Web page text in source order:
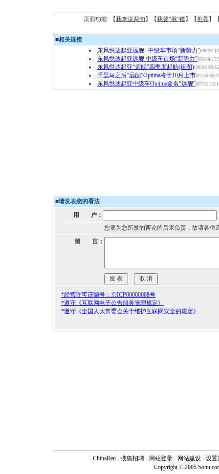
页面功能 【我来说两句 】【我要“揪”错】【推荐】
■相关连接
东风悦达起亚远舰--中级车市场“新势力”(08/27
东风悦达起亚远舰 中级车市场“新势力”(08/24
东风悦达起亚“远舰”四季度起航(组图)(08/03
千里马之后“远舰”Optima将于10月上市(07/30
东风悦达起亚中级车Optima命名“远舰”(07/25
■请发表您的看法
用 户：
您要为您所发的言论的后果负责，故请各位
留 言：
*经营许可证编号：京ICP00000008号
*遵守《互联网电子公告服务管理规定》
*遵守《全国人大常委会关于维护互联网安全的规定》
ChinaRen - 搜狐招聘 - 网站登录 - 网站建设 - 设置
Copyright © 2005